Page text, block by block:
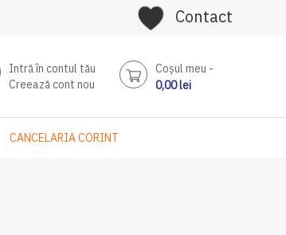
Contact
Intră în contul tău
Creează cont nou
Coşul meu
0,00 lei
CANCELARIA CORINT